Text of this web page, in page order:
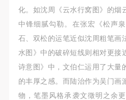
化。如沈周《云水行窝图》的烟
中锋细腻勾勒。在张宏《松声
石、双松的运笔近似沈周粗笔画
水图》中的破碎短线则相对更接
诗意图》中，文伯仁运用了大量
的丰厚之感。而陆治作为吴门画
物，笔墨风格承袭文徵明之余